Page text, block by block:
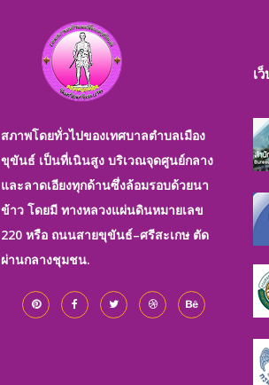
สภาพโดยทั่วไปของเทศบาลตำบลเมือง
ขุขันธ์ เป็นที่เนินสูง บริเวณจุดศูนย์กลาง
และลาดเอียงทุกด้านซึ่งล้อมรอบด้วยนา
ข้าว โดยมี ทางหลวงแผ่นดินหมายเลข
220 หรือ ถนนสายขุขันธ์–ศรีสะเกษ ตัด
ผ่านกลางชุมชน.
เ